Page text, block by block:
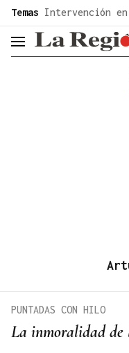
common.go-to-content
Temas Intervención en
header.menu.open
La inmoralidad de
PUNTADAS CON HILO